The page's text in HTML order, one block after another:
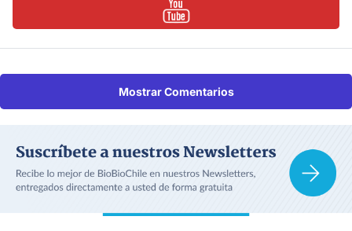
Mostrar Comentarios